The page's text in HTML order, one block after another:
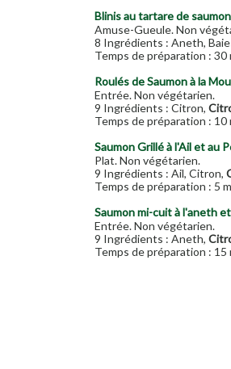
Blinis au tartare de saumon
Amuse-Gueule. Non
8 Ingrédients : Aneth,
Temps de préparation :
Roulés de Saumon à la
Entrée. Non végétarien.
9 Ingrédients : Citron,
Temps de préparation :
Saumon Grillé à l'Ail et au
Plat. Non végétarien.
9 Ingrédients : Ail, Citron,
Temps de préparation : 5
Saumon mi-cuit à l'aneth
Entrée. Non végétarien.
9 Ingrédients : Aneth,
Temps de préparation :